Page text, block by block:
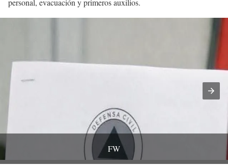
personal, evacuación y primeros auxilios.
FW